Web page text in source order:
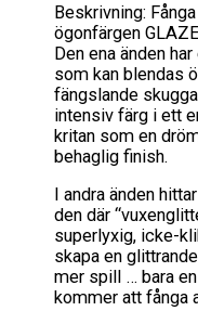
Beskrivning:
ögonfärgen
Den ena änden
som kan blendas
fängslande
intensiv färg i ett
kritan som en
behaglig finish.
I andra änden
den där
superlyxig, icke-
skapa en
mer spill … bara
kommer att fånga